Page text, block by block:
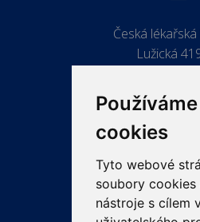
cookies
Tyto webové
soubory
nástroje s cílem
Česká
Lužická
ODKAZY
PRO